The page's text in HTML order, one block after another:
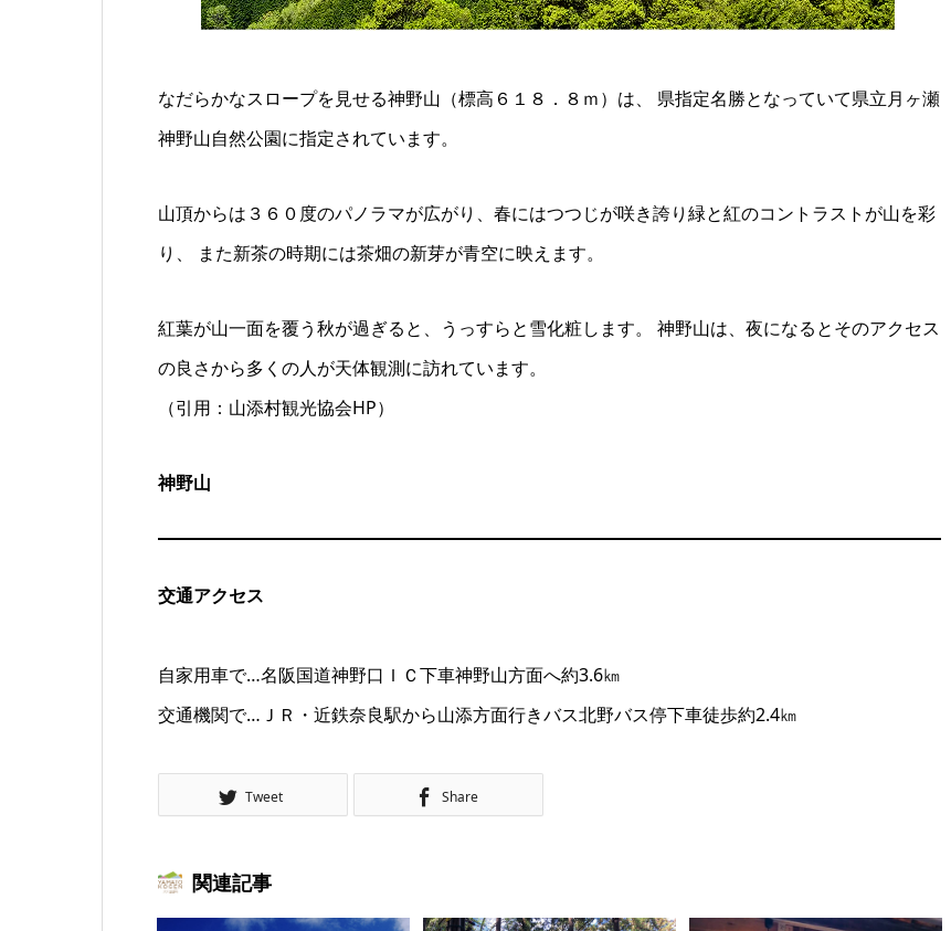
なだらかなスロープを見せる神野山（標高６１８．８ｍ）は、 県指定名勝となっていて県立月ヶ瀬
神野山自然公園に指定されています。
山頂からは３６０度のパノラマが広がり、春にはつつじが咲き誇り緑と紅のコントラストが山を彩
り、 また新茶の時期には茶畑の新芽が青空に映えます。
紅葉が山一面を覆う秋が過ぎると、うっすらと雪化粧します。 神野山は、夜になるとそのアクセス
の良さから多くの人が天体観測に訪れています。
（引用：山添村観光協会HP）
神野山
交通アクセス
自家用車で…名阪国道神野口ＩＣ下車神野山方面へ約3.6㎞
交通機関で…ＪＲ・近鉄奈良駅から山添方面行きバス北野バス停下車徒歩約2.4㎞
Tweet Share
関連記事